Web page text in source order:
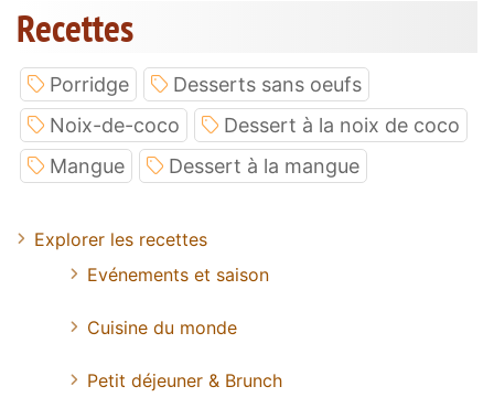
Recettes
Porridge
Desserts sans oeufs
Noix-de-coco
Dessert à la noix de coco
Mangue
Dessert à la mangue
Explorer les recettes
Evénements et saison
Cuisine du monde
Petit déjeuner & Brunch